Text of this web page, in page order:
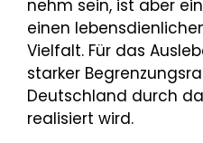
nehm sein, ist aber
einen
Vielfalt. Für das
starker
Deutschland durch
realisiert wird.